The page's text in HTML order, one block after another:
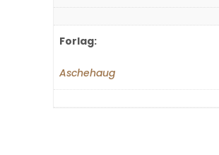
Forlag:
Aschehaug